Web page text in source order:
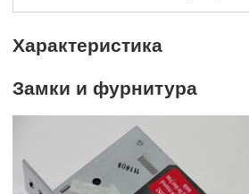
Характеристика
Замки и фурнитура